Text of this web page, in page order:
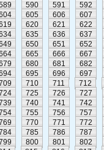
590 591
592
605 606
607
620 621
622
635 636
637
650 651
652
665 666
667
680 681
682
695 696
697
710 711
712
725 726
727
740 741
742
755 756
757
770 771
772
785 786
787
800 801
802